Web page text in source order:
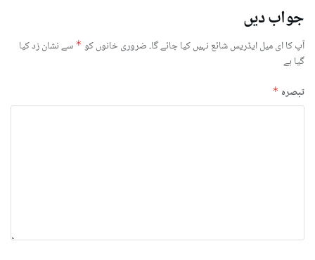
جواب دیں
آپ کا ای میل ایڈریس شائع نہیں کیا جائے گا۔ضروری خانوں کو * سے نشان زد کیا
گیا ہے
تبصرہ *